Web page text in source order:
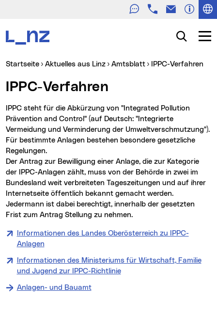
TelefonE-Mail
Suche
Sie sind hier:
Startseite Aktuelles aus Linz Amtsblatt IPPC-Verfahren
IPPC-Verfahren
IPPC steht für die Abkürzung von "Integrated Pollution
Prävention and Control" (auf Deutsch: "Integrierte
Vermeidung und Verminderung der Umweltverschmutzung").
Für bestimmte Anlagen bestehen besondere gesetzliche
Regelungen.
Der Antrag zur Bewilligung einer Anlage, die zur Kategorie
der IPPC-Anlagen zählt, muss von der Behörde in zwei im
Bundesland weit verbreiteten Tageszeitungen und auf ihrer
Internetseite öffentlich bekannt gemacht werden.
Jedermann ist dabei berechtigt, innerhalb der gesetzten
Frist zum Antrag Stellung zu nehmen.
Informationen des Landes Oberösterreich zu IPPC-
Anlagen
Informationen des Ministeriums für Wirtschaft, Familie
und Jugend zur IPPC-Richtlinie
Anlagen- und Bauamt